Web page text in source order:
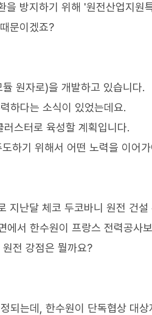
을 방지하기 위해 '원전산업지원
문이겠죠?
원자로)을 개발하고 있습니다.
하다는 소식이 있었는데요.
스터로 육성할 계획입니다.
하기 위해서 어떤 노력을 이어
지난달 체코 두코바니 원전 건
에서 한수원이 프랑스 전력공사
전 강점은 뭘까요?
되는데, 한수원이 단독협상 대